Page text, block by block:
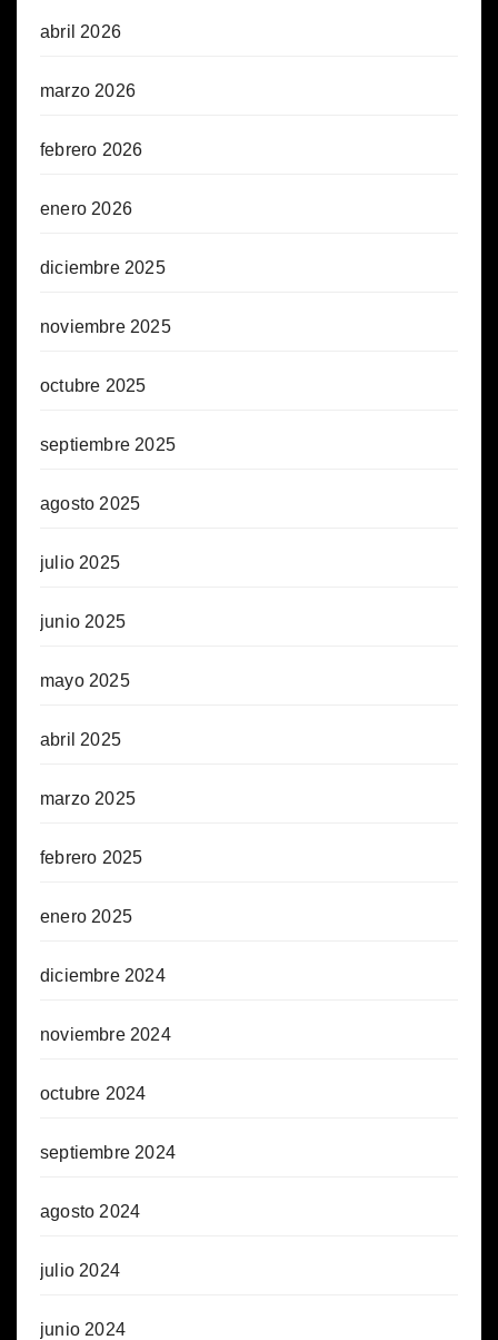
abril 2026
marzo 2026
febrero 2026
enero 2026
diciembre 2025
noviembre 2025
octubre 2025
septiembre 2025
agosto 2025
julio 2025
junio 2025
mayo 2025
abril 2025
marzo 2025
febrero 2025
enero 2025
diciembre 2024
noviembre 2024
octubre 2024
septiembre 2024
agosto 2024
julio 2024
junio 2024